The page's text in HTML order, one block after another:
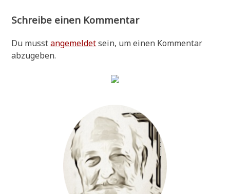
Schreibe einen Kommentar
Du musstangemeldetsein, um einen Kommentar
abzugeben.